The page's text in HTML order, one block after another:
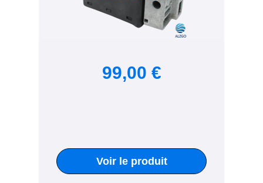
99,00 €
Voir le produit